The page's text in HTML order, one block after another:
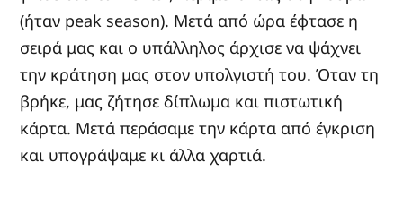
(ήταν peak season). Μετά από ώρα έφτασε η
σειρά μας και ο υπάλληλος άρχισε να ψάχνει
την κράτηση μας στον υπολγιστή του. Όταν τη
βρήκε, μας ζήτησε δίπλωμα και πιστωτική
κάρτα. Μετά περάσαμε την κάρτα από έγκριση
και υπογράψαμε κι άλλα χαρτιά.